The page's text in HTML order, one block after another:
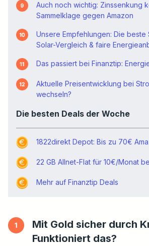
Auch noch wichtig: Zinssenkung
Sammelklage gegen Amazon
Unsere Empfehlungen: Die beste
Solar-Vergleich & faire
Das passiert bei Finanztip:
Aktuelle Preisentwicklung bei
wechseln?
Die besten Deals der Woche
1822direkt Depot: Bis zu 70€
22 GB Allnet-Flat für 10€/Monat
Mehr auf Finanztip Deals
Mit Gold sicher durch
Funktioniert das?